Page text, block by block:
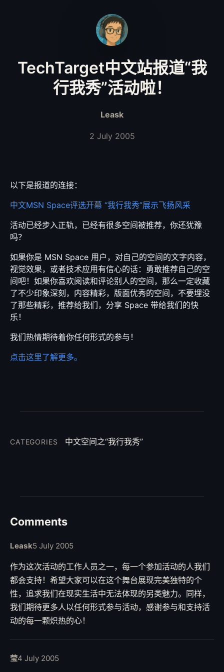
TechTarget中文站报道“我
行我秀”活动啦！
Leask
2 July 2005
以下是报道的连接：
中文MSN Space评选开幕 “我行我秀”展示飞扬风采
活动已经步入正轨，已经有很多空间被推荐，你还犹豫
吗？
如果你是 MSN Space 用户，对自己的空间的文字内容，
视觉效果，或者技术应用有信心的话：勇敢推荐自己的空
间吧！如果你喜欢阅读和评论别人的空间，那么一定收藏
了不少印象深刻，内容精彩，版面优秀的空间，不要埋没
了那些精彩，推荐给我们，分享 Space 带给我们的快
乐！
我们热情期待着你任何形式的参与！
点击这里了解更多。
CATEGORIES 中文空间之“我行我秀”
Comments
Leask5 July 2005
作为这次活动的工作人员之一，每一个参加活动的人我们
都会支持！希望大家可以在这个舞台展现完美独特的个
性，追求我们在现实生活中无法体现的另类魅力。同样，
我们期待更多人以任何形式参与活动，感谢参与和支持活
动的每一颗炽热的心！
莹4 July 2005